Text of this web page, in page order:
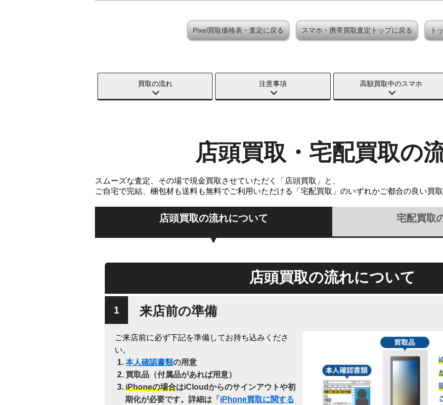
Pixel買取価格表・査定に戻る スマホ・携帯買取査定トップに戻る ト
買取の流れ 注意事項 高額買取中のスマホ
店頭買取・宅配買取の
スムーズな査定、その場で現金買取させていただく「店頭買取」と、
ご自宅で完結、梱包材も送料も無料でご利用いただける「宅配買取」のいずれかご都合の良い買
店頭買取の流れについて 宅配買取
店頭買取の流れについて
来店前の準備
ご来店前に必ず下記を準備してお持ち込みくださ
い。
本人確認書類の用意
買取品（付属品があれば用意）
iPhoneの場合はiCloudからのサインアウトや初
期化が必要です。詳細は「 iPhone買取に関する